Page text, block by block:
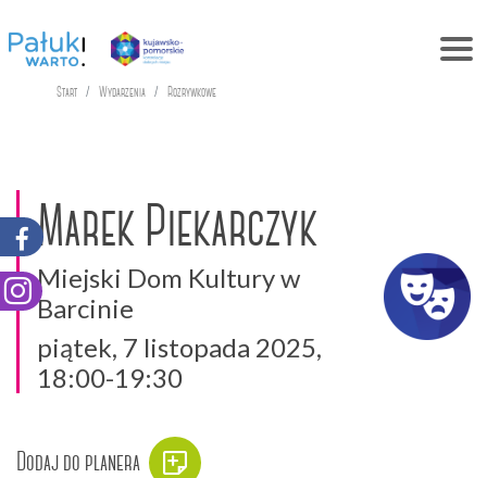
Start Wydarzenia Rozrywkowe
Marek Piekarczyk
Miejski Dom Kultury w
Barcinie
piątek, 7 listopada 2025,
18:00-19:30
Dodaj do planera